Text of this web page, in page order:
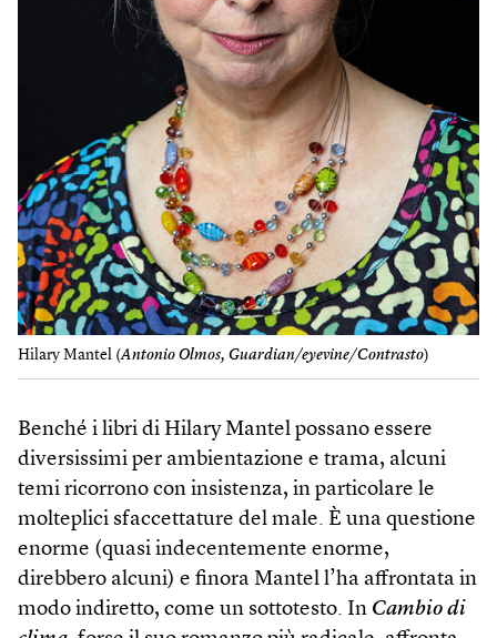
Hilary Mantel (Antonio Olmos, Guardian/eyevine/Contrasto)
Benché i libri di Hilary Mantel possano essere
diversissimi per ambientazione e trama, alcuni
temi ricorrono con insistenza, in particolare le
molteplici sfaccettature del male. È una questione
enorme (quasi indecentemente enorme,
direbbero alcuni) e finora Mantel l’ha affrontata in
modo indiretto, come un sottotesto. In Cambio di